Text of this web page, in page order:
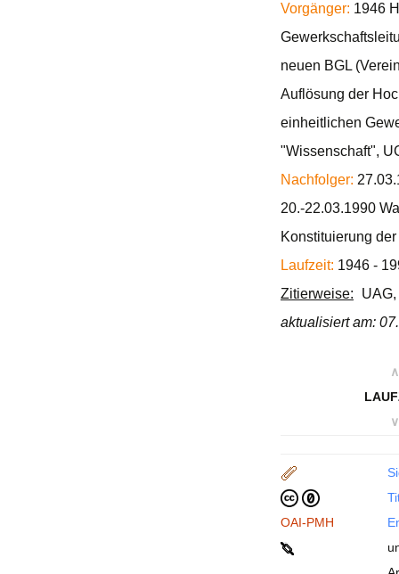
Vorgänger: 1946
neuen BGL
Auflösung der
einheitlichen
"Wissenschaft",
Nachfolger:
20.-22.03.1990
Konstituierung
Laufzeit: 1946 -
Zitierweise:
aktualisiert am:
∧
∨
OAI-PMH